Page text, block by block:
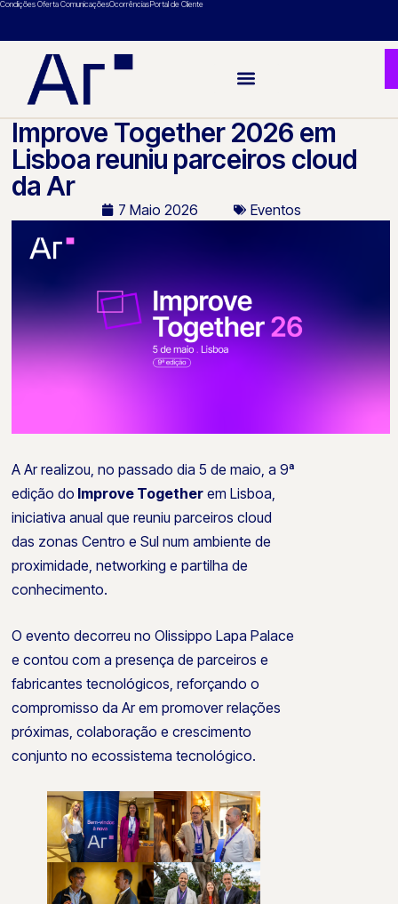
Condições Oferta ComunicaçõesOcorrênciasPortal de Cliente
Improve Together 2026 em
Lisboa reuniu parceiros cloud
da Ar
7 Maio 2026 Eventos
A Ar realizou, no passado dia 5 de maio, a 9ª
edição do Improve Together em Lisboa,
iniciativa anual que reuniu parceiros cloud
das zonas Centro e Sul num ambiente de
proximidade, networking e partilha de
conhecimento.
O evento decorreu no Olissippo Lapa Palace
e contou com a presença de parceiros e
fabricantes tecnológicos, reforçando o
compromisso da Ar em promover relações
próximas, colaboração e crescimento
conjunto no ecossistema tecnológico.